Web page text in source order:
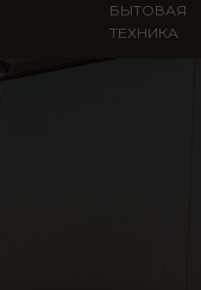
БЫТОВАЯ
ТЕХНИКА